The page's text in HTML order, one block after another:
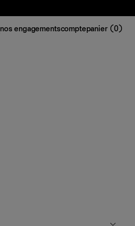
nos engagementscomptepanier (0)